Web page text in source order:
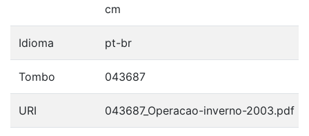
cm
Idioma pt-br
Tombo 043687
URI 043687_Operacao-inverno-2003.pdf